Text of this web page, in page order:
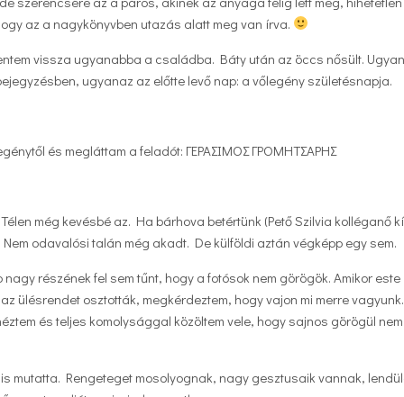
az a nagykönyvben utazás alatt meg van írva.
vissza ugyanabba a családba. Báty után az öccs nősült.
ugyanaz az előtte levő nap: a vőlegény születésnapja.
és megláttam a feladót: ΓΕΡΑΣΙΜΟΣ ΓΡΟΜΗΤΣΑΡΗΣ
még kevésbé az. Ha bárhova betértünk (Pető Szilvia kolléganő
odavalósi talán még akadt. De külföldi aztán végképp egy sem.
részének fel sem tűnt, hogy a fotósok nem görögök. Amikor este
ülésrendet osztották, megkérdeztem, hogy vajon mi merre
és teljes komolysággal közöltem vele, hogy sajnos görögül
mutatta. Rengeteget mosolyognak, nagy gesztusaik vannak,